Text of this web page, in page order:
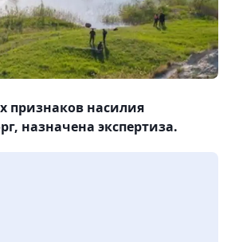
признаков насилия
назначена экспертиза.